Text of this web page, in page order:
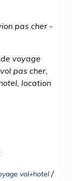
pas cher -
voyage
pas cher,
location
vol+hotel /